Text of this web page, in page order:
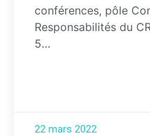
conférences, pôle
Responsabilités du
5…
22 mars 2022